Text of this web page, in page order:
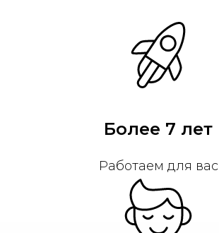
Более 7 лет
Работаем для вас